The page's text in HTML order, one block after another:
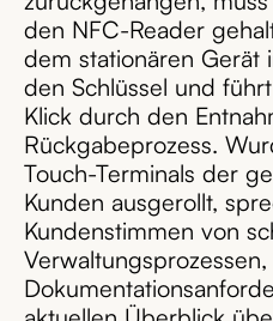
den NFC-Reader
dem stationären Gerät
den Schlüssel und
Klick durch den
Rückgabeprozess.
Touch-Terminals der
Kunden ausgerollt,
Kundenstimmen von